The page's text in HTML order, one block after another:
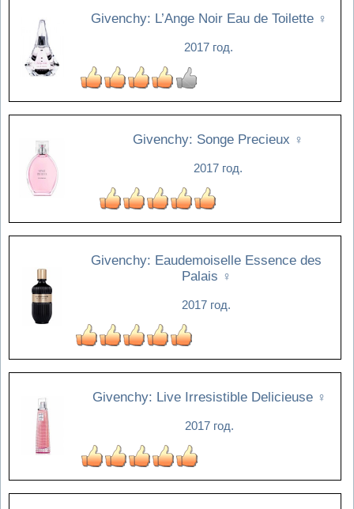
Givenchy: L’Ange Noir Eau de Toilette ♀
2017 год.
Givenchy: Songe Precieux ♀
2017 год.
Givenchy: Eaudemoiselle Essence des
Palais ♀
2017 год.
Givenchy: Live Irresistible Delicieuse ♀
2017 год.